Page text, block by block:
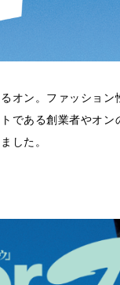
オン。ファッショ
である創業者やオ
した。